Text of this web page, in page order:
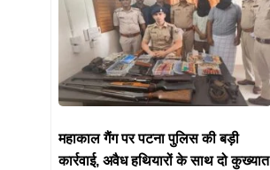
महाकाल गैंग पर पटना पुलिस की बड़ी
कार्रवाई, अवैध हथियारों के साथ दो कुख्यात